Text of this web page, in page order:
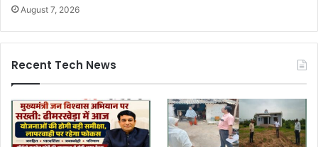
August 7, 2026
Recent Tech News